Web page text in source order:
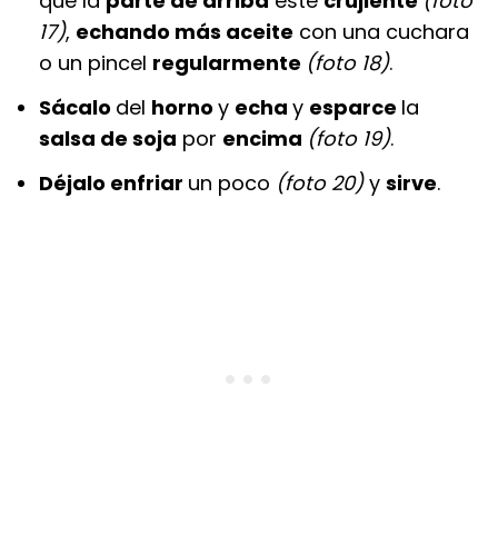
17), echando más aceite con una cuchara
o un pincel regularmente (foto 18).
Sácalo del horno y echa y esparce la
salsa de soja por encima (foto 19).
Déjalo enfriar un poco (foto 20)y sirve.